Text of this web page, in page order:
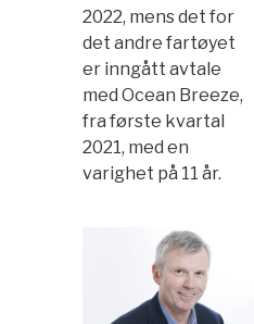
2022, mens det for
det andre fartøyet
er inngått avtale
med Ocean Breeze,
fra første kvartal
2021, med en
varighet på 11 år.